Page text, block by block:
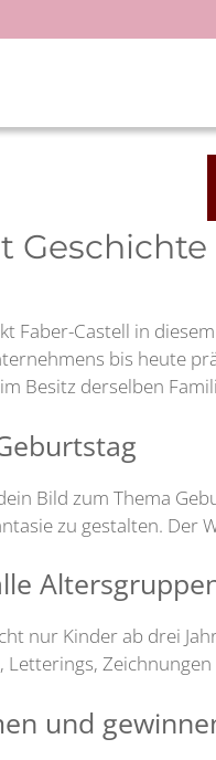
Faber-Castell in
bis heute
Besitz derselben
Bild zum Thema
zu gestalten. Der
nur Kinder ab drei
Letterings,
und